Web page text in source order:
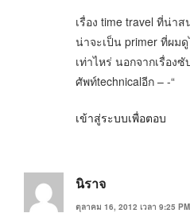
เรื่อง time travel ที่น่า
น่าจะเป็น primer ที่ผม
เท่าไหร่ นอกจากเรื่อง
ศัพท์technicalอีก – -“
เข้าสู่ระบบเพื่อตอบ
นิราจ
ตุลาคม 16, 2012 เวลา 9:25 PM